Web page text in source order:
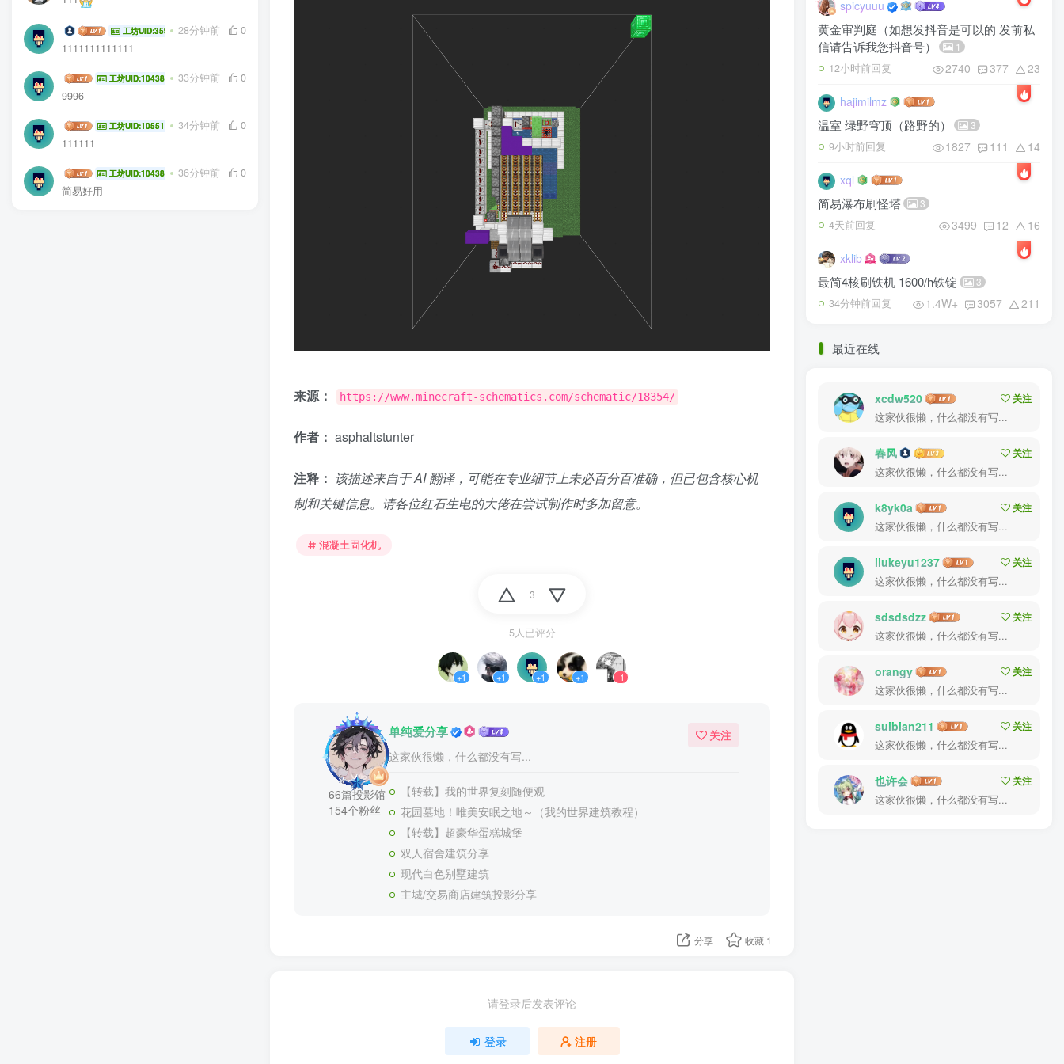
沛丝 工坊UID:35934 28分钟前
0
1111111111111
杨浩然 工坊UID:104387 33分钟前
0
9996
齐熙森 工坊UID:105514 34分钟前
0
111111
杨浩然 工坊UID:104387 36分钟前
0
简易好用
来源： https://www.minecraft-schematics.com/schematic/18354/
作者： asphaltstunter
注释： 该描述来自于 AI 翻译，可能在专业细节上未必百分百准确，但已包含核心机
制和关键信息。请各位红石生电的大佬在尝试制作时多加留意。
混凝土固化机
3
5人已评分
+1 +1 +1 +1 -1
66篇投影馆
154个粉丝
单纯爱分享
这家伙很懒，什么都没有写...
关注
【转载】我的世界复刻随便观
花园墓地！唯美安眠之地～（我的世界建筑教程）
【转载】超豪华蛋糕城堡
双人宿舍建筑分享
现代白色别墅建筑
主城/交易商店建筑投影分享
分享 收藏 1
请登录后发表评论
登录 注册
spicyuuu
黄金审判庭（如想发抖音是可以的 发前私
信请告诉我您抖音号）
1
12小时前回复 2740 377 23
hajimilmz
温室 绿野穹顶（路野的） 3
9小时前回复 1827 111 14
xql
简易瀑布刷怪塔 3
4天前回复 3499 12 16
xklib
最简4核刷铁机 1600/h铁锭 3
34分钟前回复 1.4W+ 3057 211
最近在线
xcdw520
关注
这家伙很懒，什么都没有写...
春风
关注
这家伙很懒，什么都没有写...
k8yk0a
关注
这家伙很懒，什么都没有写...
liukeyu1237
关注
这家伙很懒，什么都没有写...
sdsdsdzz
关注
这家伙很懒，什么都没有写...
orangy
关注
这家伙很懒，什么都没有写...
suibian211
关注
这家伙很懒，什么都没有写...
也许会
关注
这家伙很懒，什么都没有写...